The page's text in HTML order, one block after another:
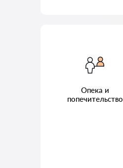
Опека и
попечительство